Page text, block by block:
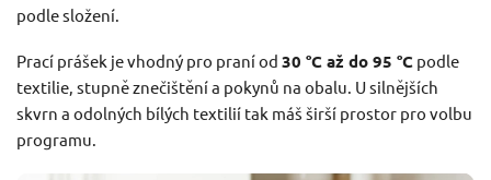
podle složení.
Prací prášek je vhodný pro praní od 30 °C až do 95 °C podle
textilie, stupně znečištění a pokynů na obalu. U silnějších
skvrn a odolných bílých textilií tak máš širší prostor pro volbu
programu.